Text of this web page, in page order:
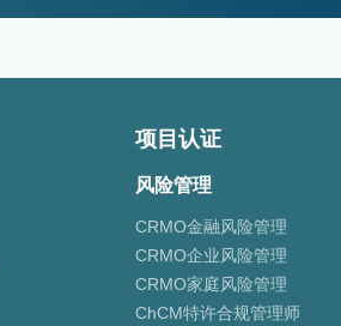
项目认证
风险管理
CRMO金融风险管理
CRMO企业风险管理
CRMO家庭风险管理
ChCM特许合规管理师